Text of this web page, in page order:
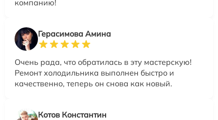
компанию!
Герасимова Амина
Очень рада, что обратилась в эту мастерскую!
Ремонт холодильника выполнен быстро и
качественно, теперь он снова как новый.
Котов Константин